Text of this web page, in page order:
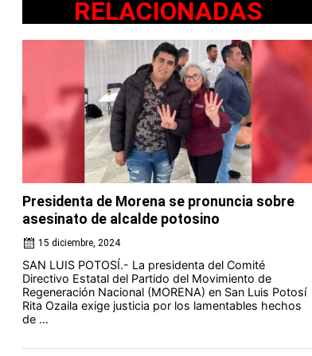
RELACIONADAS
Presidenta de Morena se pronuncia sobre
asesinato de alcalde potosino
15 diciembre, 2024
SAN LUIS POTOSÍ.- La presidenta del Comité
Directivo Estatal del Partido del Movimiento de
Regeneración Nacional (MORENA) en San Luis Potosí
Rita Ozaila exige justicia por los lamentables hechos
de ...